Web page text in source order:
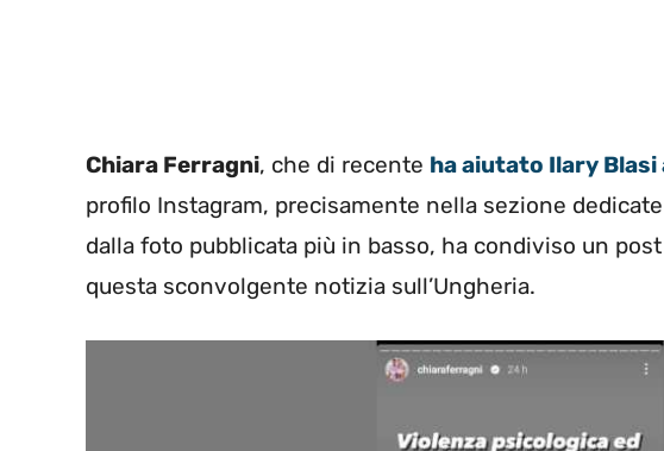
Chiara Ferragni, che di recente ha aiutato Ilary
profilo Instagram, precisamente nella sezione
dalla foto pubblicata più in basso, ha condiviso un
questa sconvolgente notizia sull’Ungheria.